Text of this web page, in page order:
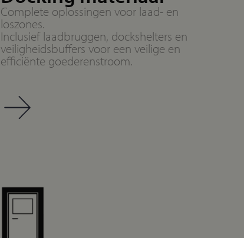
Complete oplossingen voor laad- en
loszones.
Inclusief laadbruggen, dockshelters en
veiligheidsbuffers voor een veilige en
efficiënte goederenstroom.